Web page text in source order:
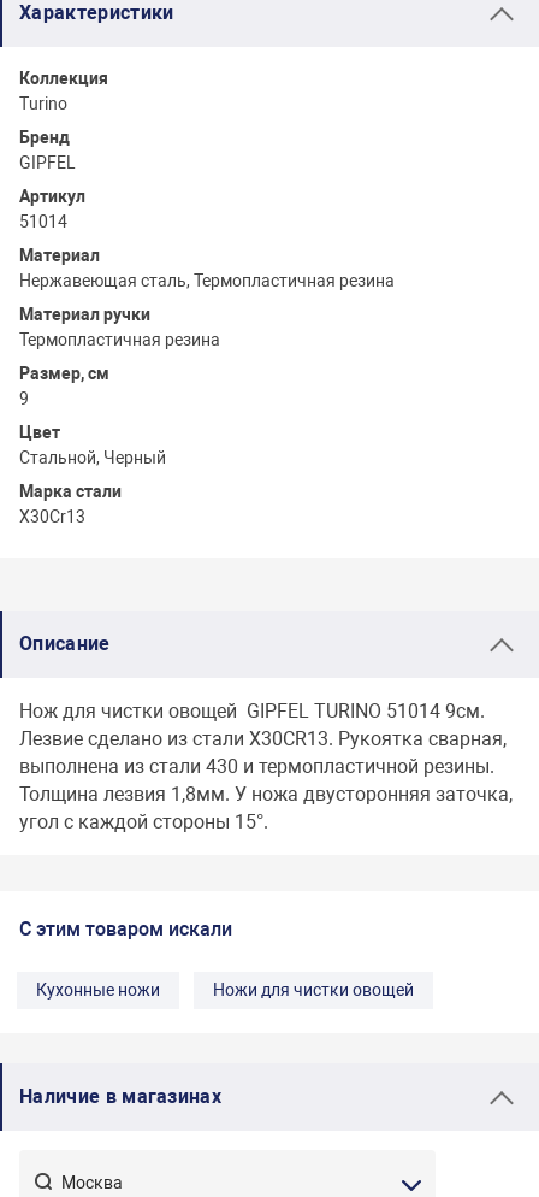
Характеристики
Коллекция
Turino
Бренд
GIPFEL
Артикул
51014
Материал
Нержавеющая сталь, Термопластичная резина
Материал ручки
Термопластичная резина
Размер, см
9
Цвет
Стальной, Черный
Марка стали
X30Cr13
Описание
Нож для чистки овощей GIPFEL TURINO 51014 9см.
Лезвие сделано из стали X30CR13. Рукоятка сварная,
выполнена из стали 430 и термопластичной резины.
Толщина лезвия 1,8мм. У ножа двусторонняя заточка,
угол с каждой стороны 15°.
С этим товаром искали
Кухонные ножи Ножи для чистки овощей
Наличие в магазинах